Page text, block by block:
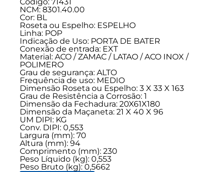
NCM: 8301.40.00
Cor: BL
Roseta ou Espelho: ESPELHO
Linha: POP
Indicação de Uso: PORTA DE BATER
Conexão de entrada: EXT
Material: ACO / ZAMAC / LATAO / ACO INOX /
POLIMERO
Grau de segurança: ALTO
Frequência de uso: MEDIO
Dimensão Roseta ou Espelho: 3 X 33 X 163
Grau de Resistência a Corrosão: 1
Dimensão da Fechadura: 20X61X180
Dimensão da Maçaneta: 21 X 40 X 96
UM DIPI: KG
Conv. DIPI: 0,553
Largura (mm): 70
Altura (mm): 94
Comprimento (mm): 230
Peso Líquido (kg): 0,553
Peso Bruto (kg): 0,5662